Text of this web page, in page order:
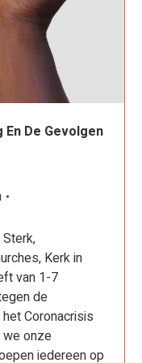
De Gevolgen
Kerk in
van 1-7
de
Coronacrisis
we onze
iedereen op